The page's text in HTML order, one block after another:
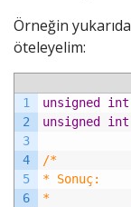
Örneğin
öteleyelim:
1
2
3
4
5
6
unsigned int
unsigned
int
/*
* Sonuç:
*